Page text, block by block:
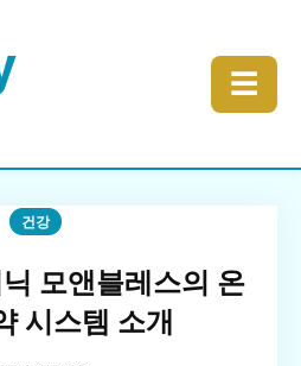
☰
건강
모앤블레스의 온
시스템 소개